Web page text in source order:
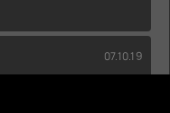
07.10.19